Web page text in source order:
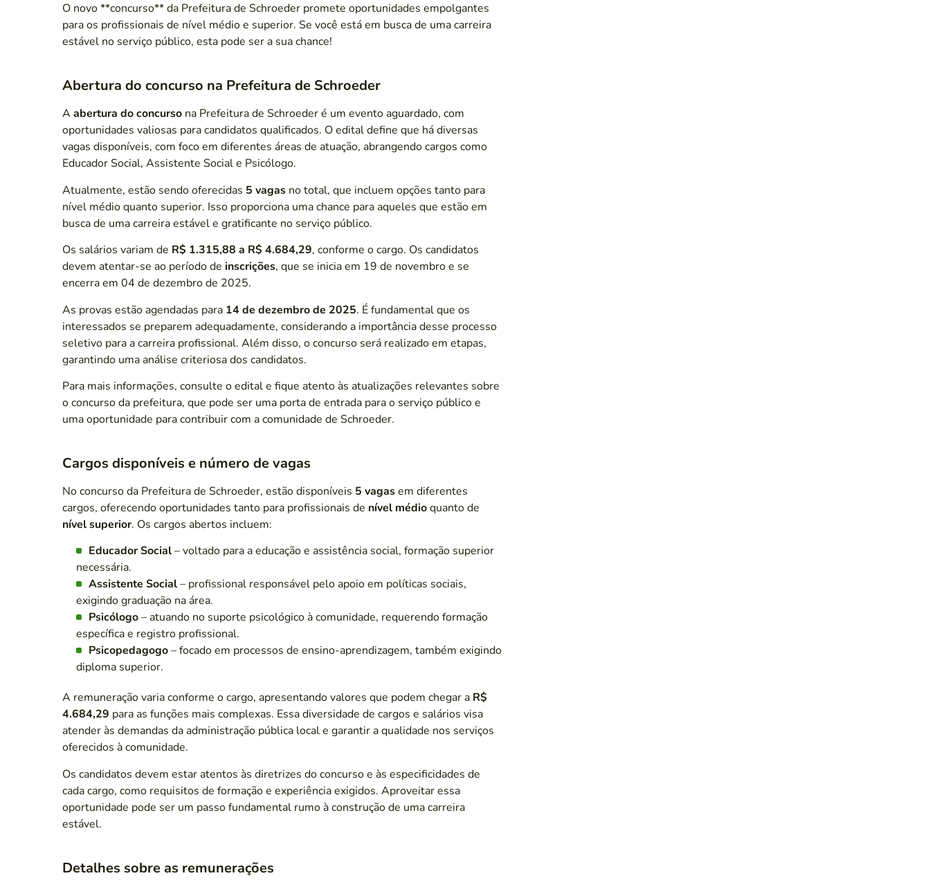
O novo **concurso** da Prefeitura de Schroeder promete oportunidades empolgantes
para os profissionais de nível médio e superior. Se você está em busca de uma carreira
estável no serviço público, esta pode ser a sua chance!
Abertura do concurso na Prefeitura de Schroeder
A abertura do concurso na Prefeitura de Schroeder é um evento aguardado, com
oportunidades valiosas para candidatos qualificados. O edital define que há diversas
vagas disponíveis, com foco em diferentes áreas de atuação, abrangendo cargos como
Educador Social, Assistente Social e Psicólogo.
Atualmente, estão sendo oferecidas 5 vagas no total, que incluem opções tanto para
nível médio quanto superior. Isso proporciona uma chance para aqueles que estão em
busca de uma carreira estável e gratificante no serviço público.
Os salários variam de R$ 1.315,88 a R$ 4.684,29, conforme o cargo. Os candidatos
devem atentar-se ao período de inscrições, que se inicia em 19 de novembro e se
encerra em 04 de dezembro de 2025.
As provas estão agendadas para 14 de dezembro de 2025. É fundamental que os
interessados se preparem adequadamente, considerando a importância desse processo
seletivo para a carreira profissional. Além disso, o concurso será realizado em etapas,
garantindo uma análise criteriosa dos candidatos.
Para mais informações, consulte o edital e fique atento às atualizações relevantes sobre
o concurso da prefeitura, que pode ser uma porta de entrada para o serviço público e
uma oportunidade para contribuir com a comunidade de Schroeder.
Cargos disponíveis e número de vagas
No concurso da Prefeitura de Schroeder, estão disponíveis 5 vagasem diferentes
cargos, oferecendo oportunidades tanto para profissionais de nível médioquanto de
nível superior. Os cargos abertos incluem:
Educador Social– voltado para a educação e assistência social, formação superior
necessária.
Assistente Social– profissional responsável pelo apoio em políticas sociais,
exigindo graduação na área.
Psicólogo– atuando no suporte psicológico à comunidade, requerendo formação
específica e registro profissional.
Psicopedagogo– focado em processos de ensino-aprendizagem, também exigindo
diploma superior.
A remuneração varia conforme o cargo, apresentando valores que podem chegar a R$
4.684,29 para as funções mais complexas. Essa diversidade de cargos e salários visa
atender às demandas da administração pública local e garantir a qualidade nos serviços
oferecidos à comunidade.
Os candidatos devem estar atentos às diretrizes do concurso e às especificidades de
cada cargo, como requisitos de formação e experiência exigidos. Aproveitar essa
oportunidade pode ser um passo fundamental rumo à construção de uma carreira
estável.
Detalhes sobre as remunerações